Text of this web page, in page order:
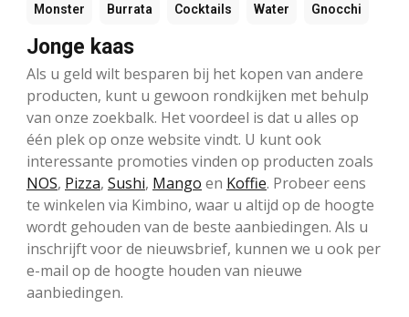
Monster Burrata Cocktails Water Gnocchi
Jonge kaas
Als u geld wilt besparen bij het kopen van andere
producten, kunt u gewoon rondkijken met behulp
van onze zoekbalk. Het voordeel is dat u alles op
één plek op onze website vindt. U kunt ook
interessante promoties vinden op producten zoals
NOS, Pizza, Sushi, Mango en Koffie. Probeer eens
te winkelen via Kimbino, waar u altijd op de hoogte
wordt gehouden van de beste aanbiedingen. Als u
inschrijft voor de nieuwsbrief, kunnen we u ook per
e-mail op de hoogte houden van nieuwe
aanbiedingen.